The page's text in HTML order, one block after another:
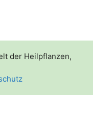
der Heilpflanzen,